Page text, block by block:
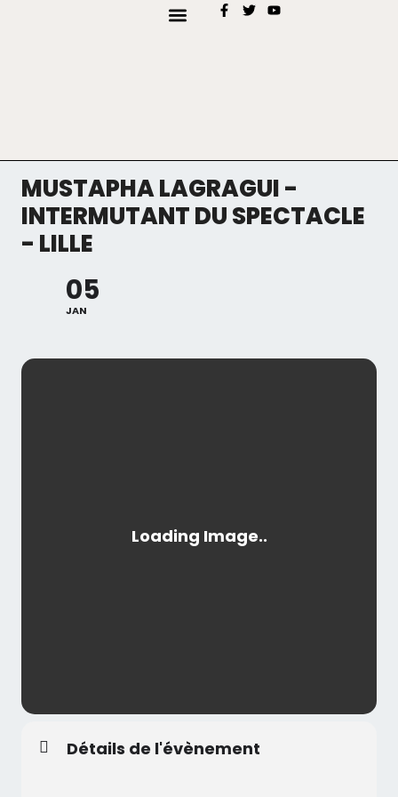
MUSTAPHA LAGRAGUI -
INTERMUTANT DU SPECTACLE
- LILLE
05
JAN
Détails de l'évènement